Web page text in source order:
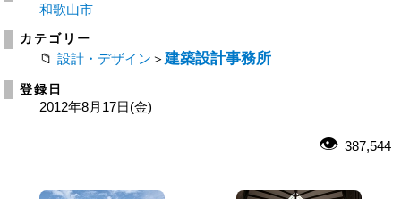
和歌山市
カテゴリー
設計・デザイン ＞ 建築設計事務所
登録日
2012年8月17日(金)
387,544